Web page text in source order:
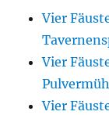
Vier
Vier
Vier